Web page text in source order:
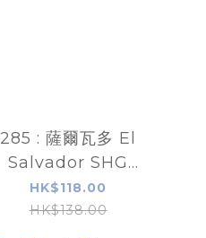
285 : 薩爾瓦多 El
Salvador SHG
Cuzcachapa
HK$118.00
HK$138.00